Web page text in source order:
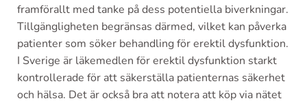
framförallt med tanke på dess potentiella biverkningar.
Tillgängligheten begränsas därmed, vilket kan påverka
patienter som söker behandling för erektil dysfunktion.
I Sverige är läkemedlen för erektil dysfunktion starkt
kontrollerade för att säkerställa patienternas säkerhet
och hälsa. Det är också bra att notera att köp via nätet